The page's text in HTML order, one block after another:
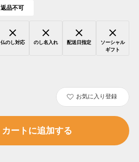
返品不可
仏のし対応 のし名入れ 配送日指定
ソーシャル
ギフト
お気に入り登録